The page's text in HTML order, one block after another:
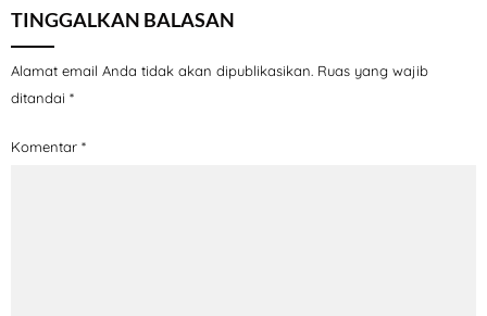
TINGGALKAN BALASAN
Alamat email Anda tidak akan dipublikasikan. Ruas yang wajib
ditandai *
Komentar *